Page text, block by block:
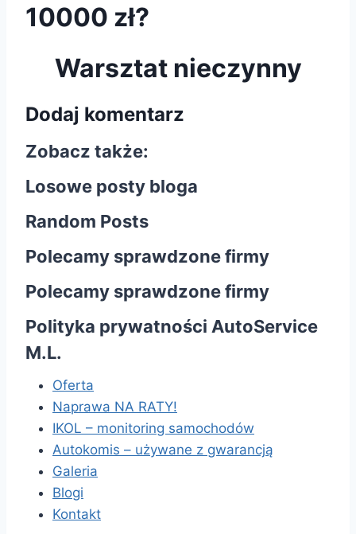
10000 zł?
Warsztat nieczynny
Dodaj komentarz
Zobacz także:
Losowe posty bloga
Random Posts
Polecamy sprawdzone firmy
Polecamy sprawdzone firmy
Polityka prywatności AutoService
M.L.
Oferta
Naprawa NA RATY!
IKOL – monitoring samochodów
Autokomis – używane z gwarancją
Galeria
Blogi
Kontakt